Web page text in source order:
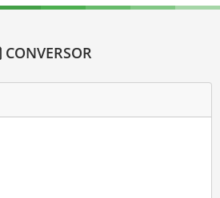
CONVERSOR